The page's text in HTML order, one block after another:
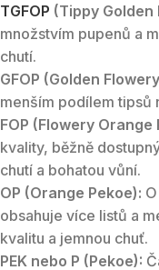
TGFOP (Tippy Golden
množstvím pupenů a
chutí.
GFOP (Golden
menším podílem tipsů
FOP (Flowery Orange
kvality, běžně
chutí a bohatou vůní.
OP (Orange Pekoe):
obsahuje více listů a
kvalitu a jemnou chuť.
PEK nebo P (Pekoe):